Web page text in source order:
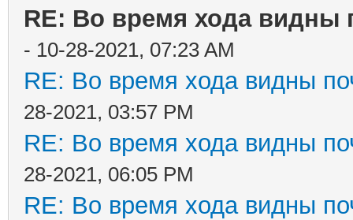
RE: Во время хода видны
- 10-28-2021, 07:23 AM
RE: Во время хода видны
28-2021, 03:57 PM
RE: Во время хода видны
28-2021, 06:05 PM
RE: Во время хода видны